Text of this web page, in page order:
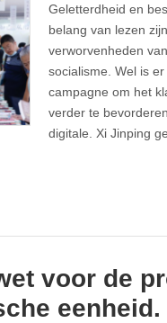
Geletterdheid en
belang van lezen
verworvenheden
socialisme. Wel is
campagne om het
verder te
digitale. Xi Jinping
voor de
eenheid.